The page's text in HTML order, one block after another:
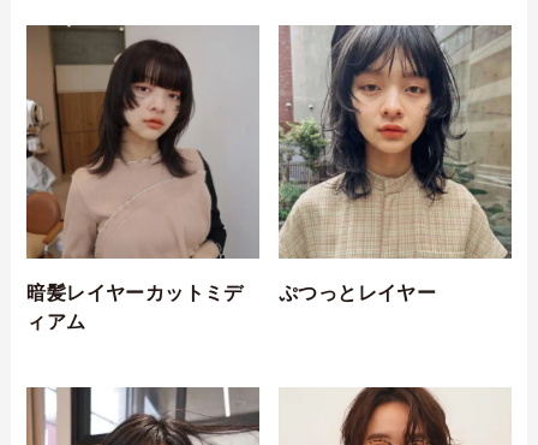
暗髪レイヤーカットミデ
ィアム
ぷつっとレイヤー